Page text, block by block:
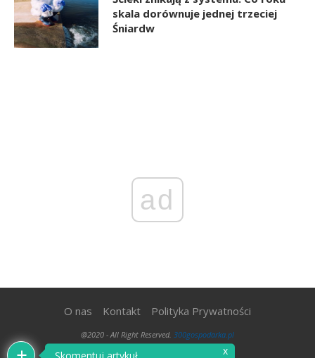
skala dorównuje jednej trzeciej
Śniardw
ad
O nas Kontakt Polityka Prywatności
@2020 - All Right Reserved. 300gospodarka.pl